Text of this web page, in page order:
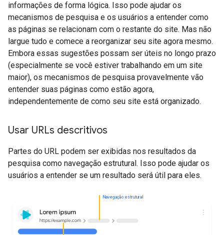
informações de forma lógica. Isso pode ajudar os
mecanismos de pesquisa e os usuários a entender como
as páginas se relacionam com o restante do site. Mas não
largue tudo e comece a reorganizar seu site agora mesmo.
Embora essas sugestões possam ser úteis no longo prazo
(especialmente se você estiver trabalhando em um site
maior), os mecanismos de pesquisa provavelmente vão
entender suas páginas como estão agora,
independentemente de como seu site está organizado.
Usar URLs descritivos
Partes do URL podem ser exibidas nos resultados da
pesquisa como navegação estrutural. Isso pode ajudar os
usuários a entender se um resultado será útil para eles.
Navegação estrutural